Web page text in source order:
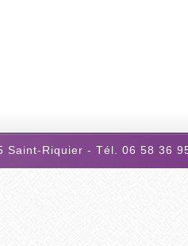
Saint-Riquier - Tél. 06 58 36